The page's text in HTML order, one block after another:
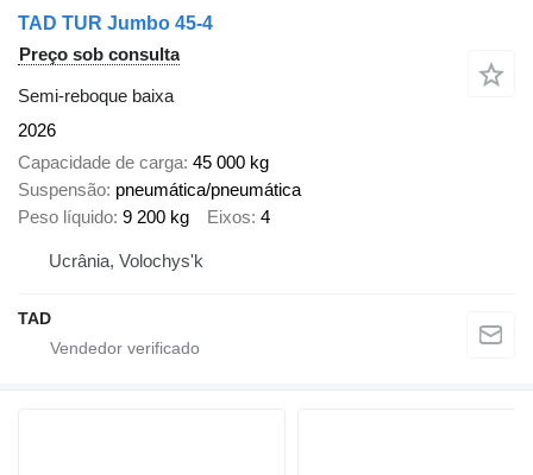
TAD TUR Jumbo 45-4
Preço sob consulta
Semi-reboque baixa
2026
Capacidade de carga 45 000 kg
Suspensão pneumática/pneumática
Peso líquido 9 200 kg Eixos 4
Ucrânia, Volochys'k
TAD